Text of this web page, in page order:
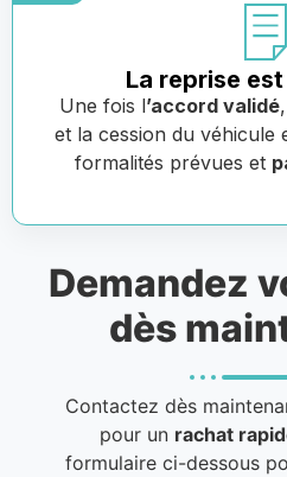
La reprise
Une fois l’accord validé
et la cession du véhicule
formalités prévues et
Demandez
dès
Contactez dès
pour un rachat
formulaire ci-dessous